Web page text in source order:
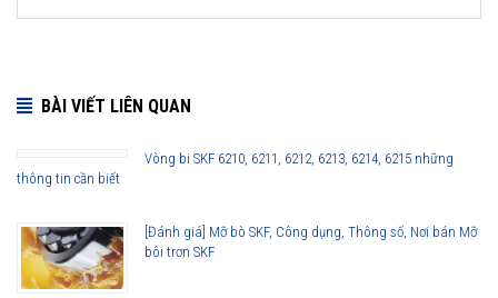
Sử dụng vật liệu mới
Công nghệ sản xuất mới
Lợi ích của những cải tiến đối với vòng bi cầu SKF Explorer
Vòng bi làm việc êm hơn
BÀI VIẾT LIÊN QUAN
Vòng bi SKF 6210, 6211, 6212, 6213, 6214, 6215 những
thông tin cần biết
[Đánh giá] Mỡ bò SKF, Công dụng, Thông số, Nơi bán Mỡ
bôi trơn SKF